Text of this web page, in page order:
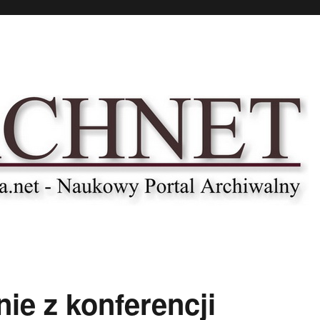
z konferencji